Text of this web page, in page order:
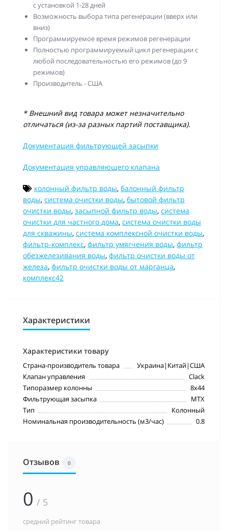
с установкой 1-28 дней
Возможность выбора типа регенерации (вверх или
вниз)
Программируемое время режимов регенерации
Полностью программируемый цикл регенерации с
любой последовательностью его режимов (до 9
режимов)
Производитель - США
* Внешний вид товара может незначительно
отличаться (из-за разных партий поставщика).
Документация фильтрующей засыпки
Документация управляющего клапана
колонный фильтр воды, балонный фильтр
воды, система очистки воды, бытовой фильтр
очистки воды, засыпной фильтр воды, система
очистки для частного дома, система очистки воды
для скважины, система комплексной очистки воды,
фильтр-комплекс, фильтр умягчения воды, фильтр
обезжелезивания воды, фильтр очистки воды от
железа, фильтр очистки воды от марганца,
комплекс42
Характеристики
Характеристики товару
Страна-производитель товара
Украина|Китай|США
Клапан управления
Clack
Типоразмер колонны
8х44
Фильтрующая засыпка
MTX
Тип
Колонный
Номинальная производительность (м3/час)
0.8
Отзывов 0
0 / 5
средний рейтинг товара